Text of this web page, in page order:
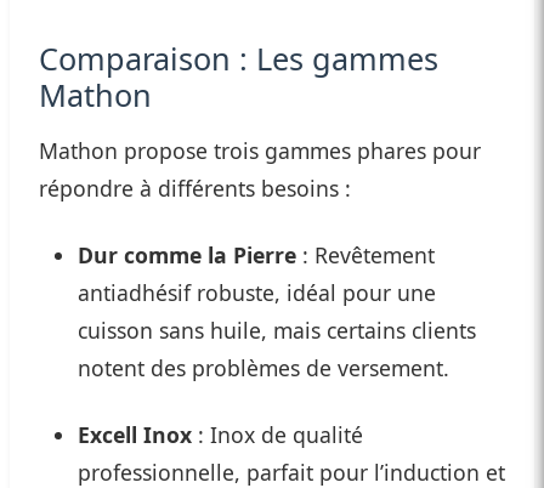
Comparaison : Les gammes
Mathon
Mathon propose trois gammes phares pour
répondre à différents besoins :
Dur comme la Pierre : Revêtement
antiadhésif robuste, idéal pour une
cuisson sans huile, mais certains clients
notent des problèmes de versement.
Excell Inox : Inox de qualité
professionnelle, parfait pour l’induction et